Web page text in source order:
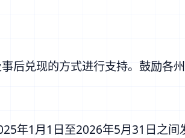
后兑现的方式进行支持。鼓励各
年1月1日至2026年5月31日之